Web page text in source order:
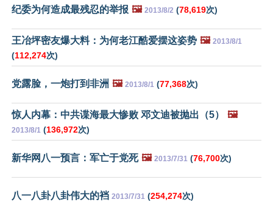
纪委为何造成最残忍的举报 🖼️ 2013/8/2 (78,619次)
王冶坪密友爆大料：为何老江酷爱摆这姿势 🖼️ 2013/8/1
(112,274次)
党露脸，一炮打到非洲 🖼️ 2013/8/1 (77,368次)
惊人内幕：中共谍海最大惨败 邓文迪被抛出（5） 🖼️
2013/8/1 (136,972次)
新华网八一预言：军亡于党死 🖼️ 2013/7/31 (76,700次)
八一八卦八卦伟大的裆 2013/7/31 (254,274次)